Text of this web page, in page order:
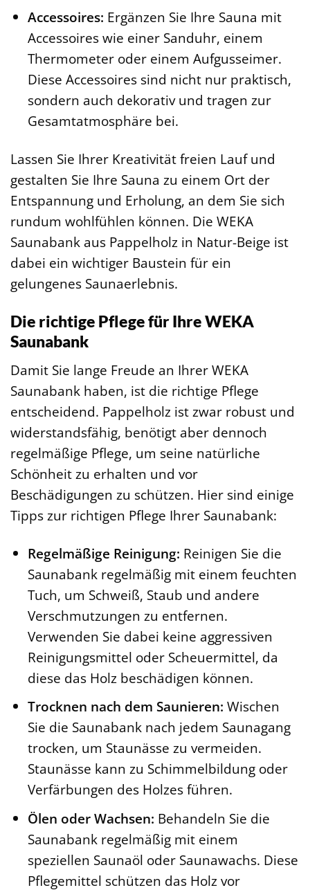
Accessoires: Ergänzen Sie Ihre Sauna mit
Accessoires wie einer Sanduhr, einem
Thermometer oder einem Aufgusseimer.
Diese Accessoires sind nicht nur praktisch,
sondern auch dekorativ und tragen zur
Gesamtatmosphäre bei.
Lassen Sie Ihrer Kreativität freien Lauf und
gestalten Sie Ihre Sauna zu einem Ort der
Entspannung und Erholung, an dem Sie sich
rundum wohlfühlen können. Die WEKA
Saunabank aus Pappelholz in Natur-Beige ist
dabei ein wichtiger Baustein für ein
gelungenes Saunaerlebnis.
Die richtige Pflege für Ihre WEKA
Saunabank
Damit Sie lange Freude an Ihrer WEKA
Saunabank haben, ist die richtige Pflege
entscheidend. Pappelholz ist zwar robust und
widerstandsfähig, benötigt aber dennoch
regelmäßige Pflege, um seine natürliche
Schönheit zu erhalten und vor
Beschädigungen zu schützen. Hier sind einige
Tipps zur richtigen Pflege Ihrer Saunabank:
Regelmäßige Reinigung: Reinigen Sie die
Saunabank regelmäßig mit einem feuchten
Tuch, um Schweiß, Staub und andere
Verschmutzungen zu entfernen.
Verwenden Sie dabei keine aggressiven
Reinigungsmittel oder Scheuermittel, da
diese das Holz beschädigen können.
Trocknen nach dem Saunieren: Wischen
Sie die Saunabank nach jedem Saunagang
trocken, um Staunässe zu vermeiden.
Staunässe kann zu Schimmelbildung oder
Verfärbungen des Holzes führen.
Ölen oder Wachsen: Behandeln Sie die
Saunabank regelmäßig mit einem
speziellen Saunaöl oder Saunawachs. Diese
Pflegemittel schützen das Holz vor